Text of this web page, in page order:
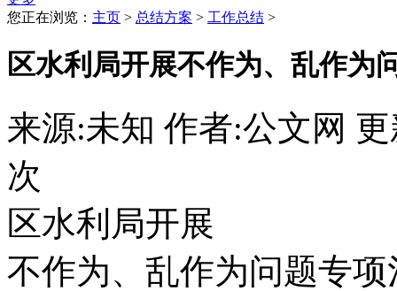
您正在浏览： 主页 > 总结方案 > 工作总结 >
区水利局开展不作为、乱作为
来源:未知 作者:公文网 更
次
区水利局开展
不作为、乱作为问题专